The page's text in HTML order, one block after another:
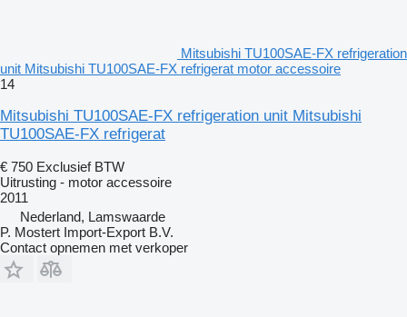
Mitsubishi TU100SAE-FX refrigeration
unit Mitsubishi TU100SAE-FX refrigerat motor accessoire
14
Mitsubishi TU100SAE-FX refrigeration unit Mitsubishi
TU100SAE-FX refrigerat
€ 750 Exclusief BTW
Uitrusting - motor accessoire
2011
Nederland, Lamswaarde
P. Mostert Import-Export B.V.
Contact opnemen met verkoper